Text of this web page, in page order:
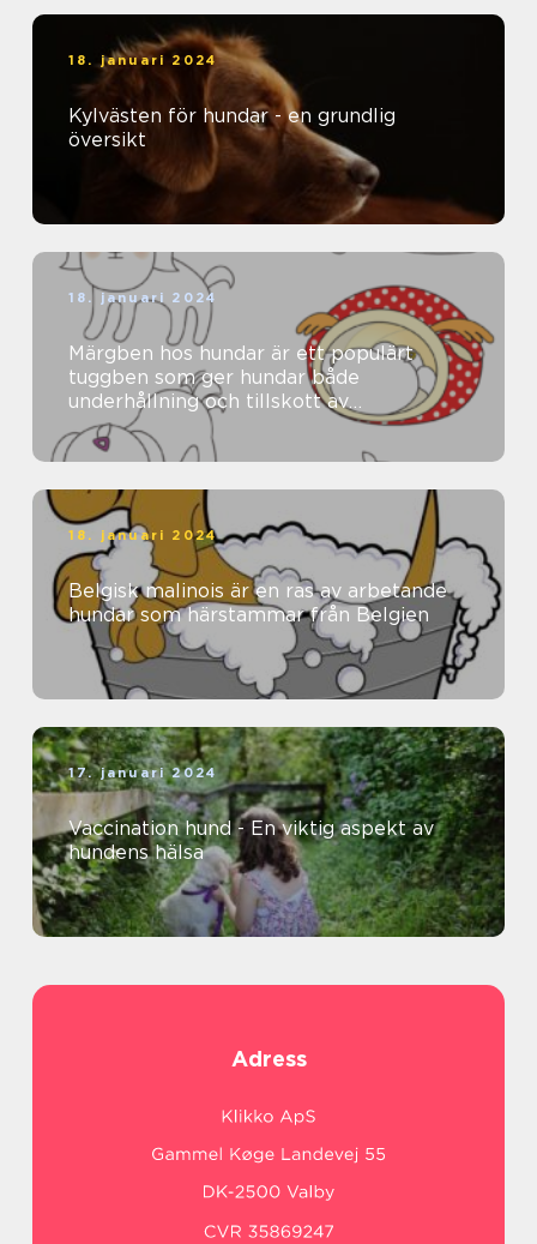
18. januari 2024
Kylvästen för hundar - en grundlig
översikt
18. januari 2024
Märgben hos hundar är ett populärt
tuggben som ger hundar både
underhållning och tillskott av
näringsämnen
18. januari 2024
Belgisk malinois är en ras av arbetande
hundar som härstammar från Belgien
17. januari 2024
Vaccination hund - En viktig aspekt av
hundens hälsa
Adress